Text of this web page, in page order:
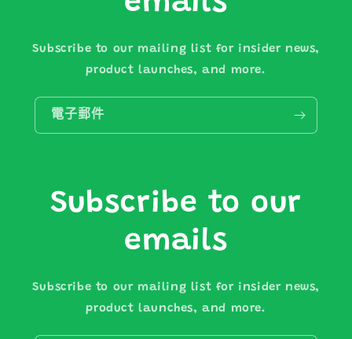
Subscribe to our mailing list for insider news,
product launches, and more.
電子郵件
Subscribe to our
emails
Subscribe to our mailing list for insider news,
product launches, and more.